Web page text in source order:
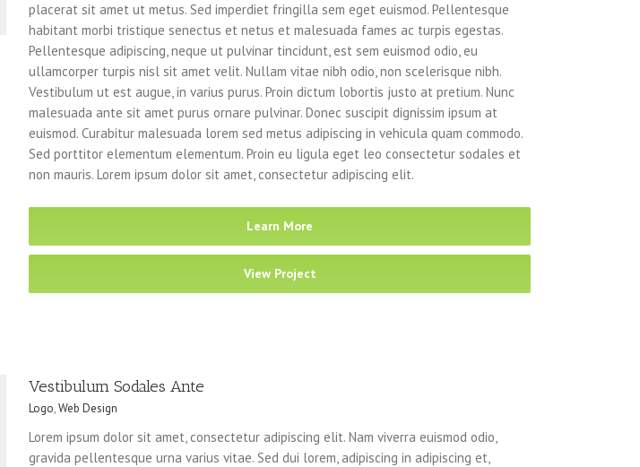
placerat sit amet ut metus. Sed imperdiet fringilla sem eget euismod. Pellentesque
habitant morbi tristique senectus et netus et malesuada fames ac turpis egestas.
Pellentesque adipiscing, neque ut pulvinar tincidunt, est sem euismod odio, eu
ullamcorper turpis nisl sit amet velit. Nullam vitae nibh odio, non scelerisque nibh.
Vestibulum ut est augue, in varius purus. Proin dictum lobortis justo at pretium. Nunc
malesuada ante sit amet purus ornare pulvinar. Donec suscipit dignissim ipsum at
euismod. Curabitur malesuada lorem sed metus adipiscing in vehicula quam commodo.
Sed porttitor elementum elementum. Proin eu ligula eget leo consectetur sodales et
non mauris. Lorem ipsum dolor sit amet, consectetur adipiscing elit.
Learn More
View Project
Vestibulum Sodales Ante
Logo,Web Design
Lorem ipsum dolor sit amet, consectetur adipiscing elit. Nam viverra euismod odio,
gravida pellentesque urna varius vitae. Sed dui lorem, adipiscing in adipiscing et,